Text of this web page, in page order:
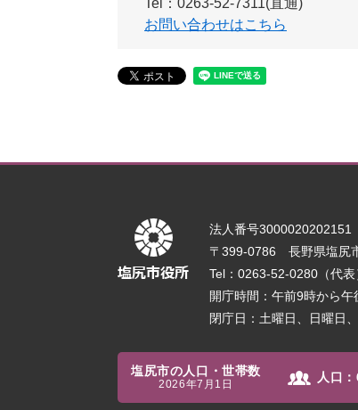
Tel：0263-52-7311(直通)
お問い合わせはこちら
法人番号3000020202151
〒399-0786 長野県塩尻
Tel：0263-52-0280（代表
開庁時間：午前9時から
閉庁日：土曜日、日曜日
塩尻市の人口・世帯数
2026年7月1日 人口：